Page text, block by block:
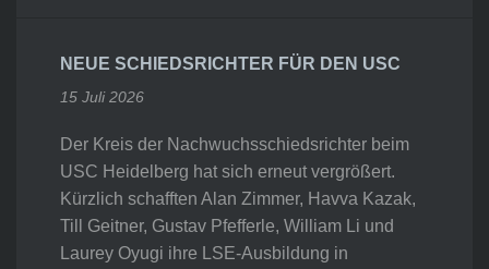
NEUE SCHIEDSRICHTER FÜR DEN USC
15 Juli 2026
Der Kreis der Nachwuchsschiedsrichter beim
USC Heidelberg hat sich erneut vergrößert.
Kürzlich schafften Alan Zimmer, Havva Kazak,
Till Geitner, Gustav Pfefferle, William Li und
Laurey Oyugi ihre LSE-Ausbildung in